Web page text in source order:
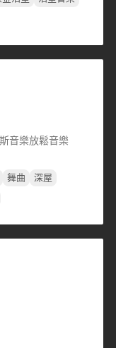
音樂放鬆音樂
舞曲
深屋